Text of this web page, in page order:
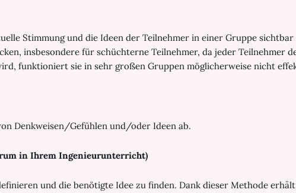
Stimmung und die Ideen der Teilnehmer in einer Gruppe sichtbar
insbesondere für schüchterne Teilnehmer, da jeder Teilnehmer
funktioniert sie in sehr großen Gruppen möglicherweise nicht
Denkweisen/Gefühlen und/oder Ideen ab.
in Ihrem Ingenieurunterricht)
und die benötigte Idee zu finden. Dank dieser Methode